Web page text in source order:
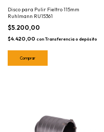
Disco para Pulir Fieltro 115mm
Ruhlmann RU15361
$5.200,00
$4.420,00 con Transferencia o depósito